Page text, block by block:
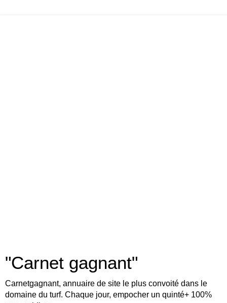
"Carnet gagnant"
Carnetgagnant, annuaire de site le plus convoité dans le
domaine du turf. Chaque jour, empocher un quinté+ 100%